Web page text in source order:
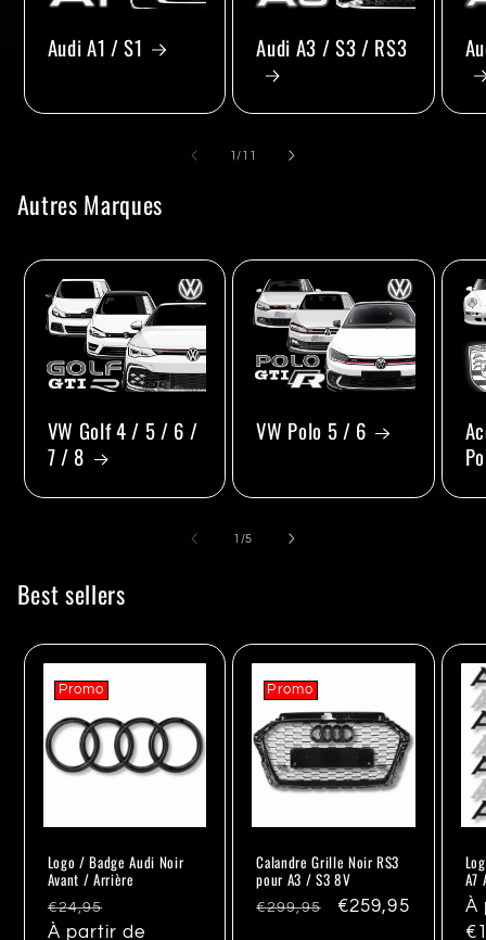
Audi A1 / S1 Audi A3 / S3 / RS3
1 /de
11
Autres Marques
VW Golf 4 / 5 / 6 /
7 / 8
VW Polo 5 / 6
1 /de
5
Best sellers
Promo
Logo / Badge Audi Noir
Avant / Arrière
Prix
habituel
€24,95
À partir de
Promo
Calandre Grille Noir RS3
pour A3 / S3 8V
Prix
€299,95 Promo
€259,95
A7
À